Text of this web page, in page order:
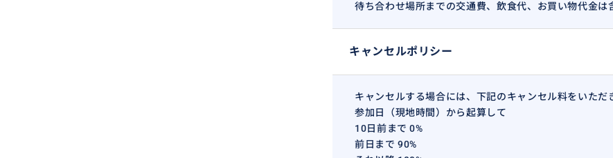
待ち合わせ場所までの交通費、飲食代、お買い物代金は
キャンセルポリシー
キャンセルする場合には、下記のキャンセル料をいただ
参加日（現地時間）から起算して
10日前まで 0%
前日まで 90%